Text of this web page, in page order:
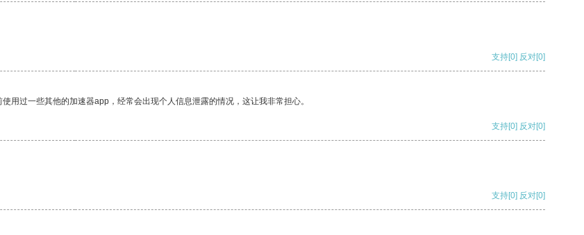
支持[0] 反对[0]
过一些其他的加速器app，经常会出现个人信息泄露的情况，这让我非常担心。
支持[0] 反对[0]
支持[0] 反对[0]